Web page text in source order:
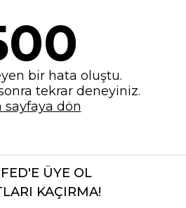
bir hata oluştu.
tekrar deneyiniz.
sayfaya dön
ÜYE OL
KAÇIRMA!